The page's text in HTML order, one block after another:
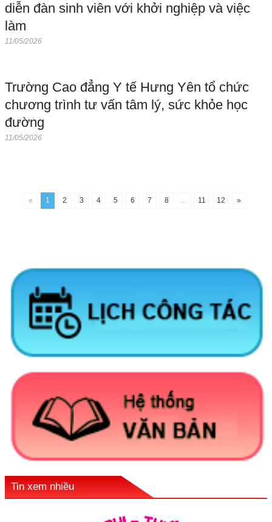
diễn đàn sinh viên với khởi nghiệp và việc
làm
11/05/2026
Trường Cao đẳng Y tế Hưng Yên tổ chức
chương trình tư vấn tâm lý, sức khỏe học
đường
11/05/2026
« 1 2 3 4 5 6 7 8 ... 11 12 »
Tin xem nhiều